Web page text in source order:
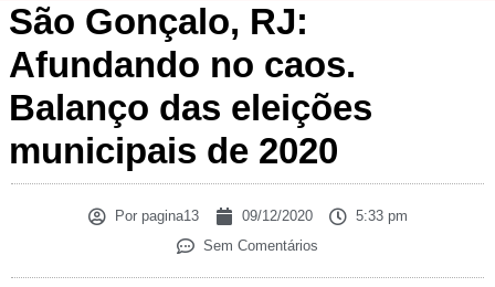
São Gonçalo, RJ:
Afundando no caos.
Balanço das eleições
municipais de 2020
Porpagina13 09/12/2020
5:33 pm
Sem Comentários